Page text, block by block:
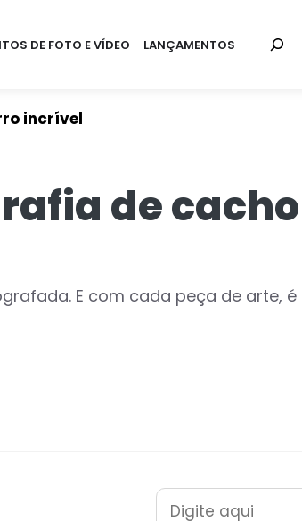
DE FOTO E VÍDEO LANÇAMENTOS
incrível
de
E com cada peça de arte, é
Pesquisar